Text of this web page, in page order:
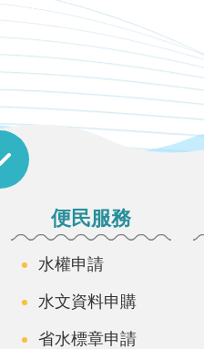
便民服務
水權申請
水文資料申購
省水標章申請